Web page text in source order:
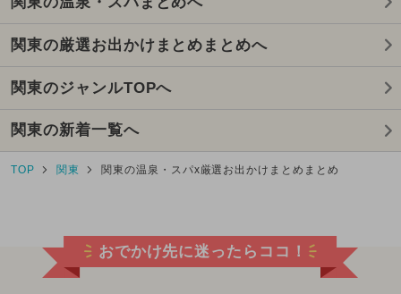
関東の厳選お出かけまとめまとめへ
関東のジャンルTOPへ
関東の新着一覧へ
TOP 関東 関東の温泉・スパx厳選お出かけまとめまとめ
おでかけ先に迷ったらココ！